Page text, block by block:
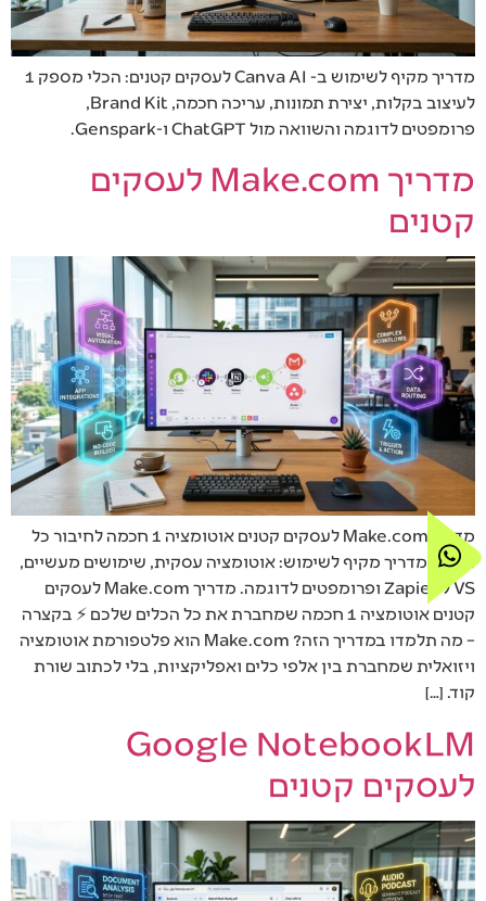
מדריך מקיף לשימוש ב- Canva AI לעסקים קטנים: הכלי מספק 1
לעיצוב בקלות, יצירת תמונות, עריכה חכמה, Brand Kit,
פרומפטים לדוגמה והשוואה מול ChatGPT ו-Genspark.
מדריך Make.com לעסקים
קטנים
מדריך Make.com לעסקים קטנים אוטומציה 1 חכמה לחיבור כל
הכלים מדריך מקיף לשימוש: אוטומציה עסקית, שימושים מעשיים,
VS ל Zapier ופרומפטים לדוגמה. מדריך Make.com לעסקים
קטנים אוטומציה 1 חכמה שמחברת את כל הכלים שלכם ⚡ בקצרה
– מה תלמדו במדריך הזה? Make.com הוא פלטפורמת אוטומציה
ויזואלית שמחברת בין אלפי כלים ואפליקציות, בלי לכתוב שורת
קוד. […]
Google NotebookLM
לעסקים קטנים